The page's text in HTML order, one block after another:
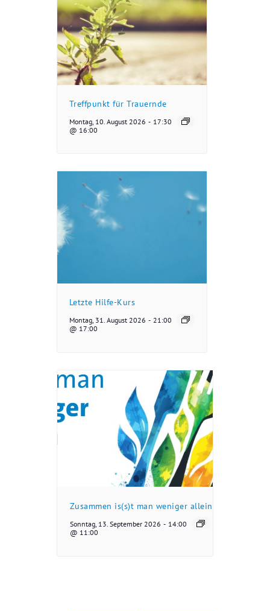
Treffpunkt für Trauernde
Montag, 10. August 2026
@ 16:00
- 17:30
Letzte Hilfe-Kurs
Montag, 31. August 2026
@ 17:00
- 21:00
Zusammen is(s)t man weniger allein
Sonntag, 13. September 2026
@ 11:00
- 14:00